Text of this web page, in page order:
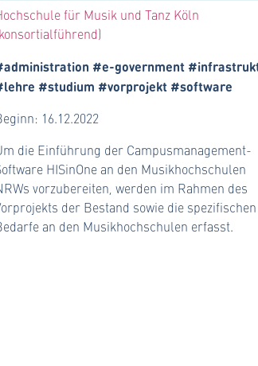
für Musik und Tanz Köln
#e-government
#studium #vorprojekt #software
16.12.2022
die Einführung der Campusmanagement-
HISinOne an den Musikhochschulen
vorzubereiten, werden im Rahmen des
der Bestand sowie die spezifischen
an den Musikhochschulen erfasst.